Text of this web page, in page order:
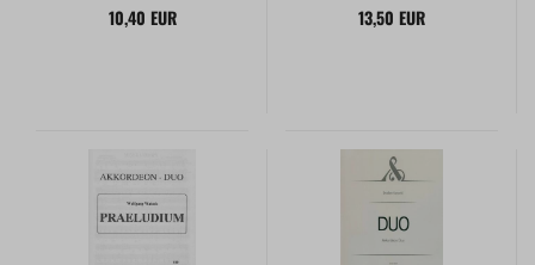
10,40 EUR 13,50 EUR